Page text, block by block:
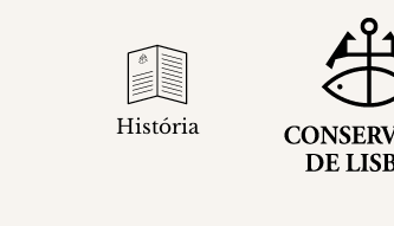
História